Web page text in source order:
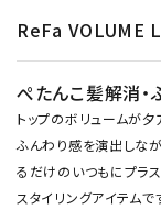
ReFa VOLUME
ぺたんこ髪解消・
トップのボリュームが
ふんわり感を演出しな
るだけのいつもにプラ
スタイリングアイテムで